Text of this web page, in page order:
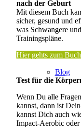
Blog
nach der Geburt
Mit diesem Buch
sicher, gesund und
was Schwangere
Trainingspläne.
Hier gehts zum
Test für die
Wenn Du alle
kannst, dann ist
kannst Dich auch
Impact-Aerobic oder